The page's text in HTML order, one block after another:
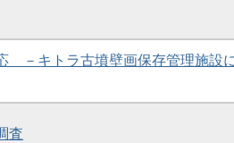
－キトラ古墳壁画保存管理施設
査